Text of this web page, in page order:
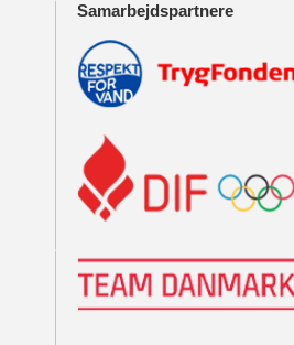
Samarbejdspartnere